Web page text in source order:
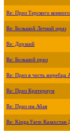
Re: Приз Терского
Re: Большой Летний приз
Re: Дерзкий
Re: Большой приз
Re: Приз в честь жеребца
Re: Приз Критериум
Re: Приз им.Абая
Re: Kinga Farm Казахстан